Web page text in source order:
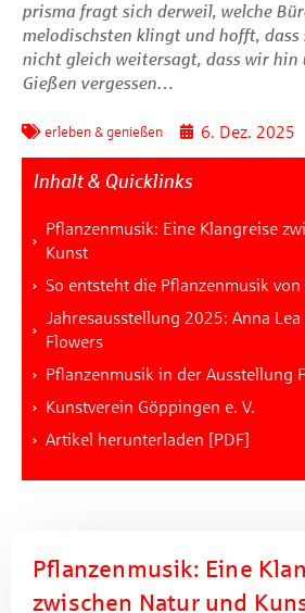
prisma fragt sich derweil, welche
melodischsten klingt und hofft, dass
nicht gleich weitersagt, dass wir hin
Gießen vergessen…
erleben & genießen 6. Dez. 2025
Inhalt & Quicklinks
Pflanzenmusik: Eine Klangreise
Kunst
So entsteht die Pflanzenmusik von
Jahresausstellung 2025: Anna
Flowers
Pflanzenmusik in der Ausstellung
Kunstverein Göppingen e. V.
Artikel herunterladen [PDF]
Pflanzenmusik: Eine
zwischen Natur und